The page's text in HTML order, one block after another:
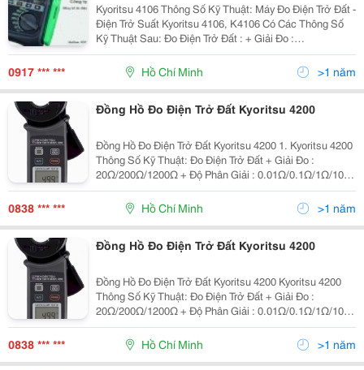
Kyoritsu 4106 Thông Số Kỹ Thuật: Máy Đo Điện Trở Đất -
Điện Trở Suất Kyoritsu 4106, K4106 Có Các Thông Số
Kỹ Thuật Sau: Đo Điện Trở Đất : + Giải Đo :
2Ω/20Ω/200Ω/2000Ω/20KΩ/200KΩ + Độ Phân G
0917 *** *** Hồ Chí Minh >1 năm
Đồng Hồ Đo Điện Trở Đất Kyoritsu 4200
Đồng Hồ Đo Điện Trở Đất Kyoritsu 4200 1. Kyoritsu 4200
Thông Số Kỹ Thuật: Đo Điện Trở Đất + Giải Đo :
20Ω/200Ω/1200Ω + Độ Phân Giải : 0.01Ω/0.1Ω/1Ω/10Ω
+ Độ Chính Xác : &Plusmn;1.5%
0838 *** *** Hồ Chí Minh >1 năm
Đồng Hồ Đo Điện Trở Đất Kyoritsu 4200
Đồng Hồ Đo Điện Trở Đất Kyoritsu 4200 Kyoritsu 4200
Thông Số Kỹ Thuật: Đo Điện Trở Đất + Giải Đo :
20Ω/200Ω/1200Ω + Độ Phân Giải : 0.01Ω/0.1Ω/1Ω/10Ω
+ Độ Chính Xác : &Plusmn;1.5%&Pl
0838 *** *** Hồ Chí Minh >1 năm